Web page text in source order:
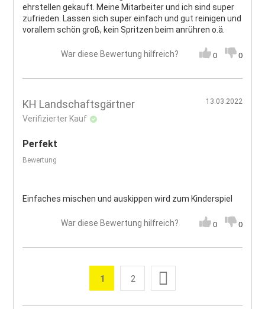
ehrstellen gekauft. Meine Mitarbeiter und ich sind super
zufrieden. Lassen sich super einfach und gut reinigen und
vorallem schön groß, kein Spritzen beim anrühren o.ä.
War diese Bewertung hilfreich? 0 0
KH Landschaftsgärtner
Verifizierter Kauf
13.03.2022
Perfekt
Bewertung
Einfaches mischen und auskippen wird zum Kinderspiel
War diese Bewertung hilfreich? 0 0
Seite
Sie lesen gerade die Seite
1 Seite
2